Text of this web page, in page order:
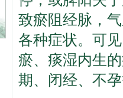
致瘀阻经脉，
各种症状。可
瘀、痰湿内生
期、闭经、不